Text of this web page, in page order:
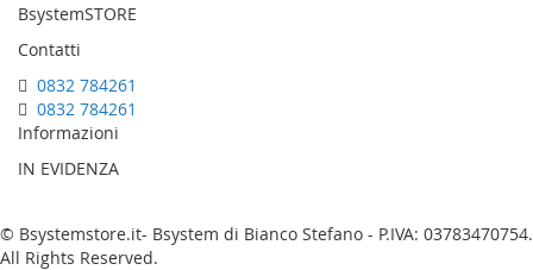
BsystemSTORE
Contatti
0832 784261
0832 784261
Informazioni
IN EVIDENZA
© Bsystemstore.it- Bsystem di Bianco Stefano - P.IVA: 03783470754.
All Rights Reserved.